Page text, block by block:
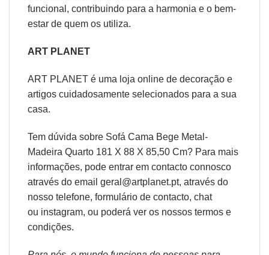
funcional, contribuindo para a harmonia e o bem-
estar de quem os utiliza.
ART PLANET
ART PLANET é uma loja online de decoração e
artigos cuidadosamente selecionados para a sua
casa.
Tem dúvida sobre Sofá Cama Bege Metal-
Madeira Quarto 181 X 88 X 85,50 Cm? Para mais
informações, pode entrar em contacto connosco
através do email geral@artplanet.pt, através do
nosso telefone, formulário de contacto, chat
ou instagram, ou poderá ver os nossos termos e
condições.